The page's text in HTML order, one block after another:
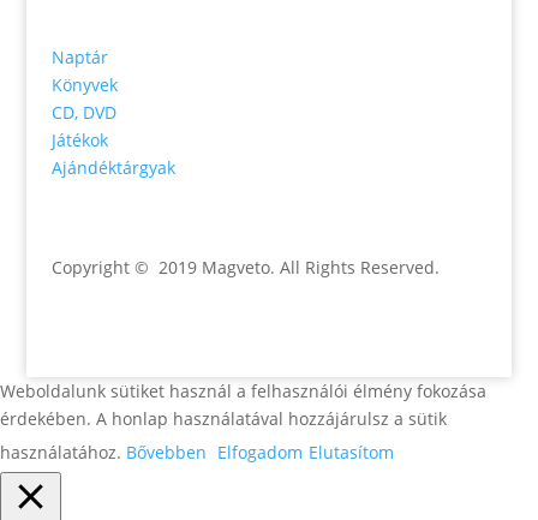
Naptár
Könyvek
CD, DVD
Játékok
Ajándéktárgyak
Copyright © 2019 Magveto. All Rights Reserved.
Weboldalunk sütiket használ a felhasználói élmény fokozása
érdekében. A honlap használatával hozzájárulsz a sütik
használatához. Bővebben Elfogadom Elutasítom